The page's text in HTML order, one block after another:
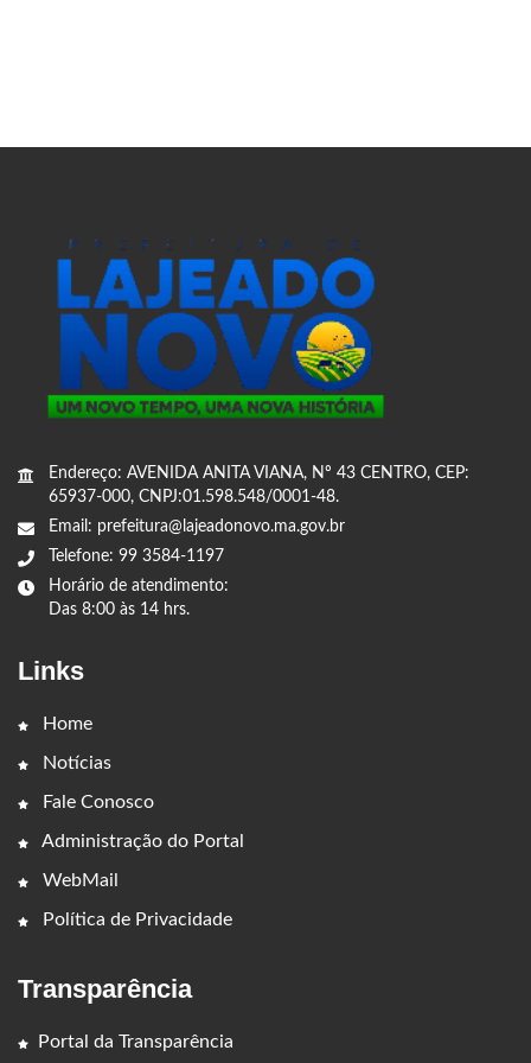
Endereço: AVENIDA ANITA VIANA, Nº 43 CENTRO, CEP:
65937-000, CNPJ:01.598.548/0001-48.
Email: prefeitura@lajeadonovo.ma.gov.br
Telefone: 99 3584-1197
Horário de atendimento:
Das 8:00 às 14 hrs.
Links
Home
Notícias
Fale Conosco
Administração do Portal
WebMail
Política de Privacidade
Transparência
Portal da Transparência